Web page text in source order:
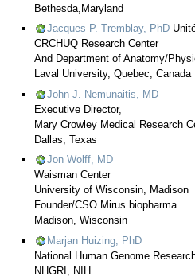
Bethesda,Maryland
Jacques P. Tremblay, PhD
CRCHUQ Research Center
And Department of Anatomy/
Laval University, Quebec, Canada
John J. Nemunaitis, MD
Executive Director,
Mary Crowley Medical Research
Dallas, Texas
Jon Wolff, MD
Waisman Center
University of Wisconsin, Madison
Founder/CSO Mirus biopharma
Madison, Wisconsin
Marjan Huizing, PhD
National Human Genome
NHGRI, NIH